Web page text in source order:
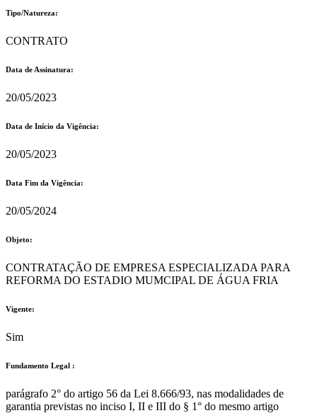
Tipo/Natureza:
CONTRATO
Data de Assinatura:
20/05/2023
Data de Início da Vigência:
20/05/2023
Data Fim da Vigência:
20/05/2024
Objeto:
CONTRATAÇÃO DE EMPRESA ESPECIALIZADA PARA
REFORMA DO ESTADIO MUMCIPAL DE ÁGUA FRIA
Vigente:
Sim
Fundamento Legal :​
parágrafo 2° do artigo 56 da Lei 8.666/93, nas modalidades de
garantia previstas no inciso I, II e III do § 1° do mesmo artigo